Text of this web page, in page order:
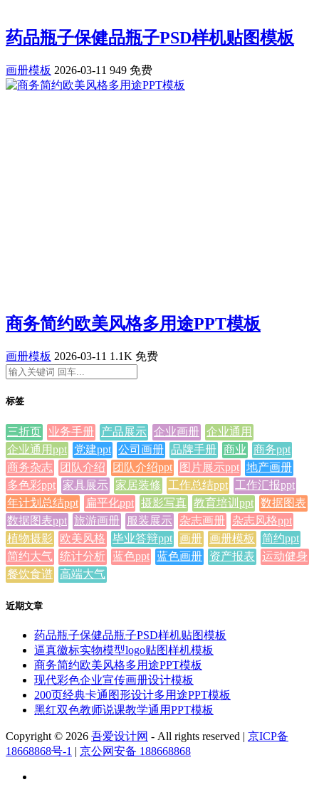
药品瓶子保健品瓶子PSD样机贴图模板
画册模板 2026-03-11 949 免费
商务简约欧美风格多用途PPT模板
画册模板 2026-03-11 1.1K 免费
标签
三折页 业务手册 产品展示 企业画册 企业通用
企业通用ppt
党建ppt 公司画册 品牌手册 商业
商务ppt
商务杂志
团队介绍 团队介绍ppt 图片展示ppt 地产画册
多色彩ppt
家具展示 家居装修 工作总结ppt
工作汇报ppt
年计划总结ppt
扁平化ppt 摄影写真 教育培训ppt 数据图表
数据图表ppt 旅游画册 服装展示 杂志画册
杂志风格ppt
植物摄影
欧美风格 毕业答辩ppt 画册 画册模板
简约ppt
简约大气 统计分析 蓝色ppt 蓝色画册 资产报表
运动健身
餐饮食谱 高端大气
近期文章
药品瓶子保健品瓶子PSD样机贴图模板
逼真徽标实物模型logo贴图样机模板
商务简约欧美风格多用途PPT模板
现代彩色企业宣传画册设计模板
200页经典卡通图形设计多用途PPT模板
黑红双色教师说课教学通用PPT模板
Copyright © 2026 吾爱设计网 - All rights reserved | 京ICP备
18668868号-1 | 京公网安备 188668868